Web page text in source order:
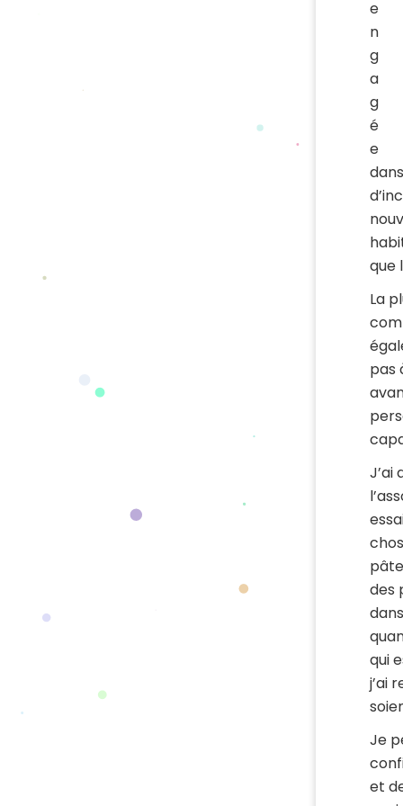
e
n
g
a
g
é
e
que
La
pas
J’ai
des
qui
j’ai
Je
et